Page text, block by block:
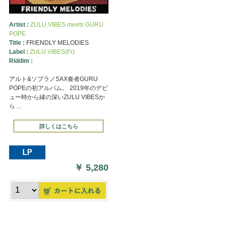
Artist : ZULU VIBES meets GURU
POPE
Title : FRIENDLY MELODIES
Label : ZULU VIBES(Fr)
Riddim :
アルト&ソプラノSAX奏者GURU
POPEの初アルバム。 2019年のデビ
ュー時から縁の深いZULU VIBESか
ら ...
詳しくはこちら
￥5,280